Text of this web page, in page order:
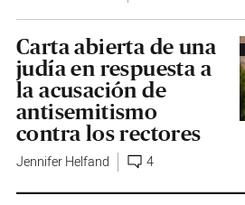
Carta abierta de una
judía en respuesta a
la acusación de
antisemitismo
contra los rectores
Jennifer Helfand 4